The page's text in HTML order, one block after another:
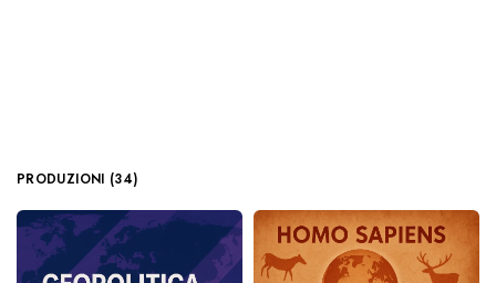
PRODUZIONI (34)